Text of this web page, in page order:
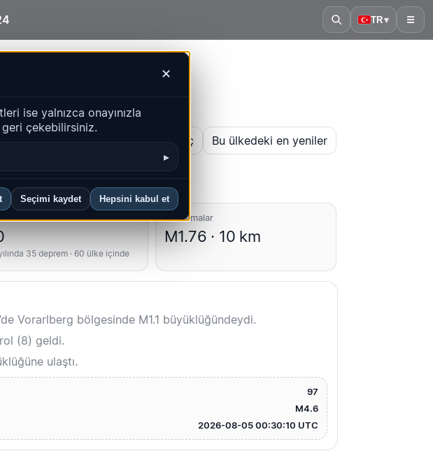
TR▾ ☰
✕
ise yalnızca onayınızla
çekebilirsiniz.
▸
Seçimi kaydet Hepsini kabul et
Geçmiş haritasını aç Bu ülkedeki en yeniler
35 deprem · 60 ülke içinde
Ortalamalar
M1.76 · 10 km
Vorarlberg bölgesinde M1.1 büyüklüğündeydi.
(8) geldi.
ulaştı.
97
M4.6
2026-08-05 00:30:10 UTC